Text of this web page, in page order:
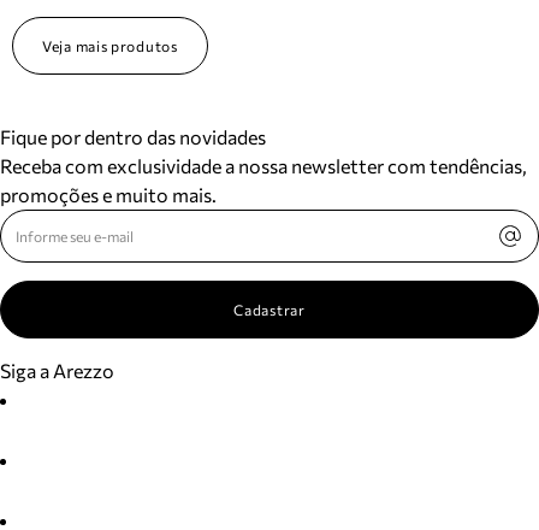
Veja mais produtos
Fique por dentro das novidades
Receba com exclusividade a nossa newsletter com tendências,
promoções e muito mais.
Cadastrar
Siga a Arezzo